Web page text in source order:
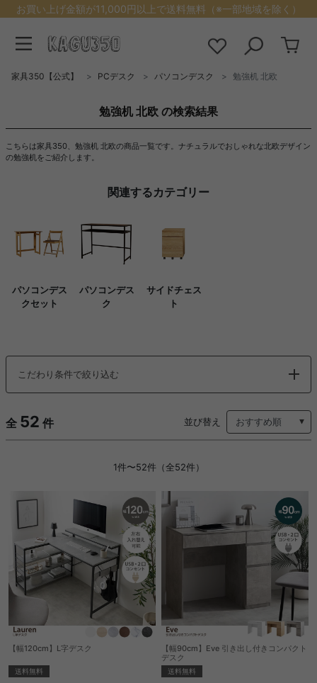
お買い上げ金額が11,000円以上で送料無料（※一部地域を除く）
家具350【公式】 PCデスク パソコンデスク 勉強机 北欧
勉強机 北欧 の検索結果
こちらは家具350、勉強机 北欧の商品一覧です。ナチュラルでおしゃれな北欧デザイン
の勉強机をご紹介します。
関連するカテゴリー
パソコンデス
クセット
パソコンデス
ク
サイドチェス
ト
こだわり条件で絞り込む
全 52 件 並び替え
1件〜52件（全52件）
【幅120cm】L字デスク
送料無料
【幅90cm】Eve 引き出し付きコンパクト
デスク
送料無料